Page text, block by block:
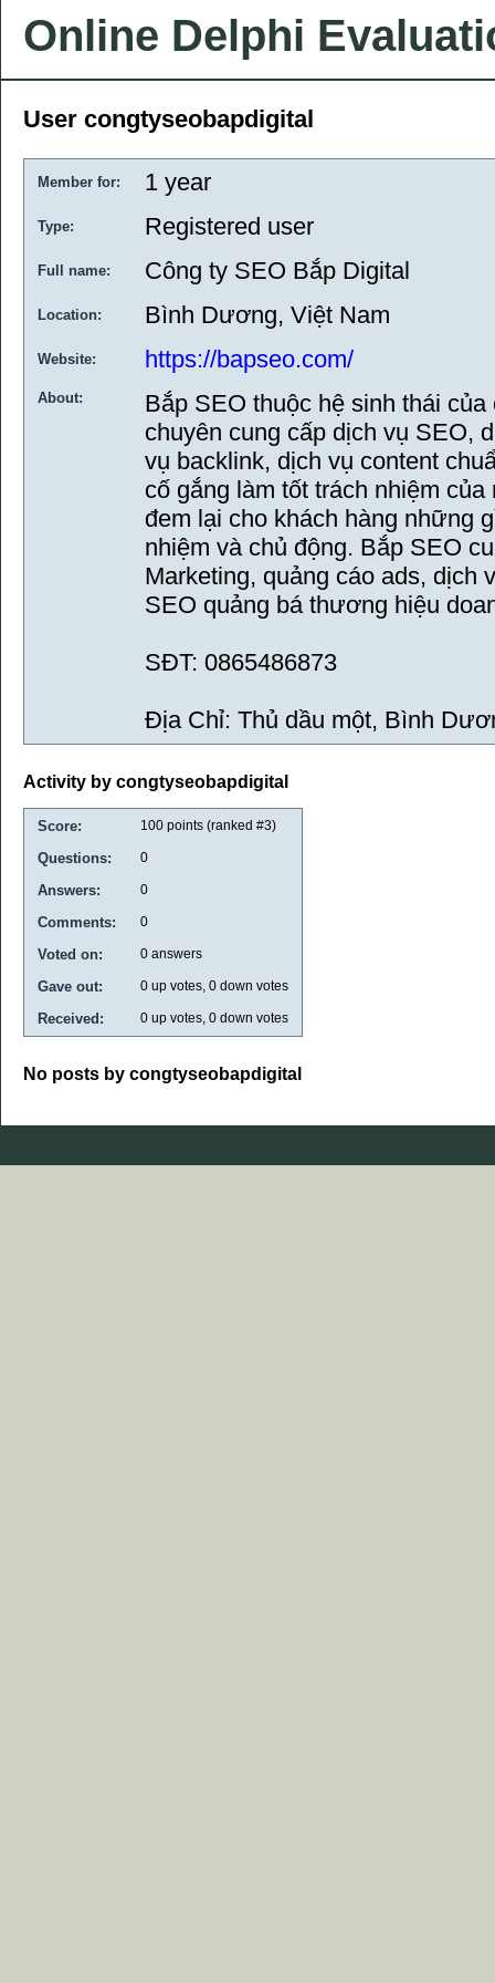
Online Delphi
User congtyseobapdigital
Member for: 1 year
Type: Registered user
Full name: Công ty SEO Bắp Digital
Location: Bình Dương, Việt Nam
Website: https://bapseo.com/
About:
Bắp SEO thuộc hệ sinh thái
chuyên cung cấp dịch vụ SEO,
vụ backlink, dịch vụ content
cố gắng làm tốt trách nhiệm
đem lại cho khách hàng những
nhiệm và chủ động. Bắp SEO
Marketing, quảng cáo ads, dịch
SEO quảng bá thương hiệu
SĐT: 0865486873
Địa Chỉ: Thủ dầu một, Bình
Activity by congtyseobapdigital
Score: 100 points (ranked #3)
Questions: 0
Answers: 0
Comments: 0
Voted on: 0 answers
Gave out: 0 up votes, 0 down votes
Received: 0 up votes, 0 down votes
No posts by congtyseobapdigital